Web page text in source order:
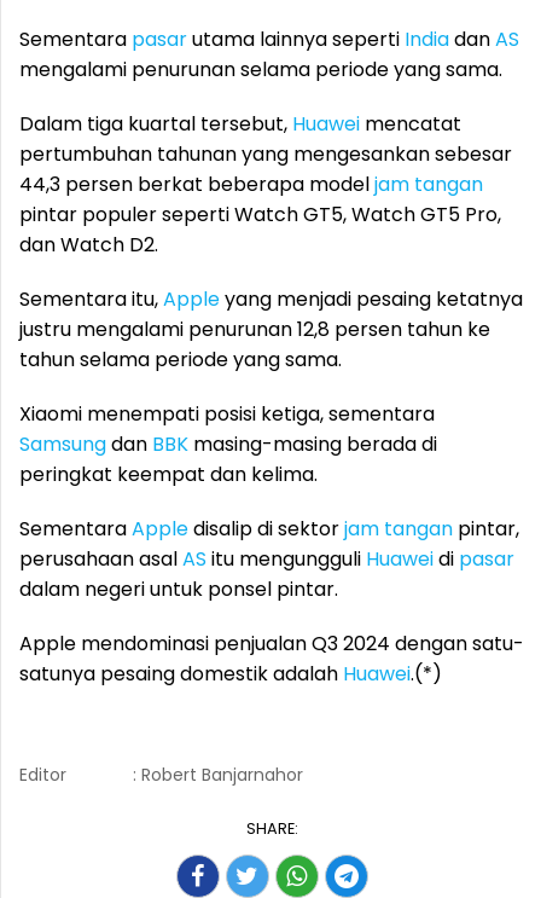
Sementara pasarutama lainnya seperti IndiadanAS
mengalami penurunan selama periode yang sama.
Dalam tiga kuartal tersebut, Huawei mencatat
pertumbuhan tahunan yang mengesankan sebesar
44,3 persen berkat beberapa modeljam tangan
pintar populer seperti Watch GT5, Watch GT5 Pro,
dan Watch D2.
Sementara itu,Appleyang menjadi pesaing ketatnya
justru mengalami penurunan 12,8 persen tahun ke
tahun selama periode yang sama.
Xiaomi menempati posisi ketiga, sementara
Samsungdan BBK masing-masing berada di
peringkat keempat dan kelima.
SementaraAppledisalip di sektorjam tangan pintar,
perusahaan asalAS itu mengungguli Huaweidi pasar
dalam negeri untuk ponsel pintar.
Apple mendominasi penjualan Q3 2024 dengan satu-
satunya pesaing domestik adalah Huawei.(*)
Editor : Robert Banjarnahor
SHARE: